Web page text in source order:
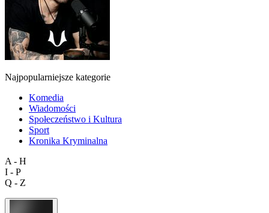
Najpopularniejsze kategorie
Komedia
Wiadomości
Społeczeństwo i Kultura
Sport
Kronika Kryminalna
A - H
I - P
Q - Z